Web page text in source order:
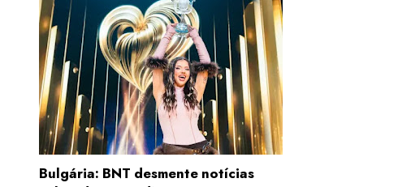
Bulgária: BNT desmente notícias